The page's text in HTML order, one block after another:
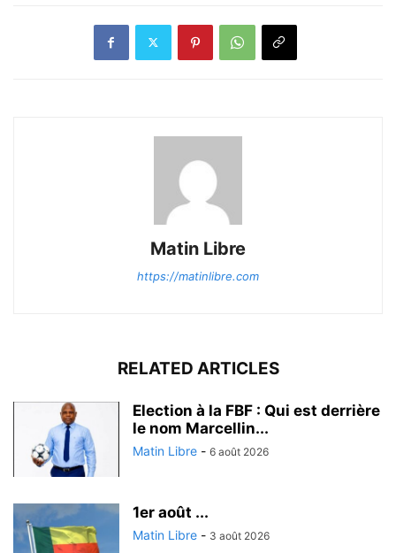
Matin Libre
https://matinlibre.com
RELATED ARTICLES
Election à la FBF : Qui est derrière
le nom Marcellin...
Matin Libre - 6 août 2026
1er août ...
Matin Libre - 3 août 2026